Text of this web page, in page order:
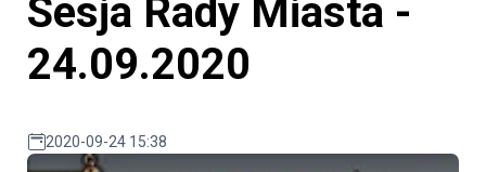
Sesja Rady Miasta -
24.09.2020
2020-09-24 15:38